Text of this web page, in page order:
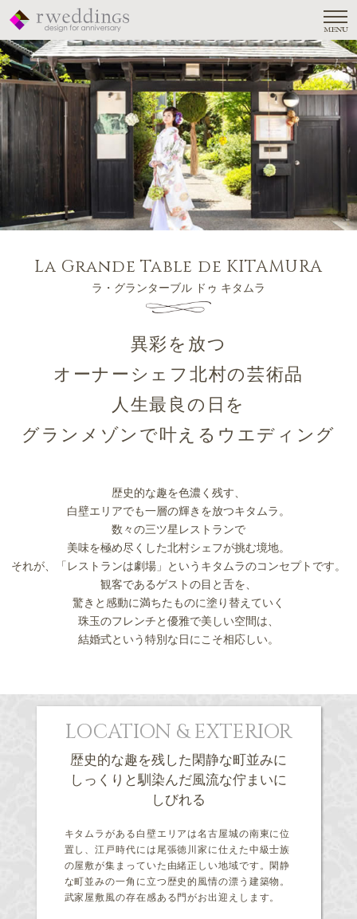
MENU
La Grande Table de KITAMURA
ラ・グランターブル ドゥ キタムラ
異彩を放つ
オーナーシェフ北村の芸術品
人生最良の日を
グランメゾンで叶えるウエディング
歴史的な趣を色濃く残す、
白壁エリアでも一層の輝きを放つキタムラ。
数々の三ツ星レストランで
美味を極め尽くした北村シェフが挑む境地。
それが、「レストランは劇場」というキタムラのコンセプトです。
観客であるゲストの目と舌を、
驚きと感動に満ちたものに塗り替えていく
珠玉のフレンチと優雅で美しい空間は、
結婚式という特別な日にこそ相応しい。
LOCATION & EXTERIOR
歴史的な趣を残した閑静な町並みに
しっくりと馴染んだ風流な佇まいに
しびれる
キタムラがある白壁エリアは名古屋城の南東に位
置し、江戸時代には尾張徳川家に仕えた中級士族
の屋敷が集まっていた由緒正しい地域です。閑静
な町並みの一角に立つ歴史的風情の漂う建築物。
武家屋敷風の存在感ある門がお出迎えします。